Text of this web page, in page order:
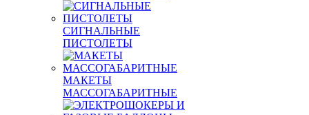
СИГНАЛЬНЫЕ
ПИСТОЛЕТЫ
МАКЕТЫ
МАССОГАБАРИТНЫЕ